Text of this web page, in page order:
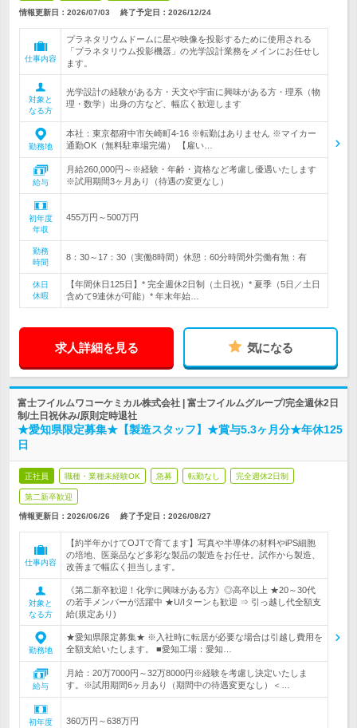
情報更新日：2026/07/03 終了予定日： 2026/12/24
仕事内容
プラネタリウムドームに星や映像を投影するために使用される
「プラネタリウム投影機器」の光学設計業務をメインにお任せし
ます。
対象と
なる方
光学設計の経験がある方・天文や宇宙に興味がある方・理系（物
理・数学）出身の方など、幅広く歓迎します
勤務地
本社：東京都府中市矢崎町4-16 ※転勤はありません ※マイカー
通勤OK（無料駐車場完備） 【雇い…
給与
月給260,000円～※経験・年齢・資格など考慮し優遇いたします
※試用期間3ヶ月あり（待遇の変更なし）
初年度
年収
455万円～500万円
勤務
時間
8：30～17：30（実働8時間）休憩：60分時間外労働有無：有
休日
休暇
【年間休日125日】* 完全週休2日制（土日祝）* 夏季（5日／土日
含めて9連休が可能）* 年末年始…
求人詳細を見る 気になる
富士フイルムワコーケミカル株式会社 | 富士フイルムグループ/完全週休2日
制/土日祝休み/原則定時退社
★愛知県限定募集★【製造スタッフ】★賞与5.3ヶ月分★年休125
日
正社員 職種・業種未経験OK 急募 転勤なし 完全週休2日制
第二新卒歓迎
情報更新日：2026/06/26 終了予定日： 2026/08/27
仕事内容
【約半年かけてOJTで育てます】写真や半導体の材料やiPS細胞
の培地、医薬品など多彩な製品の製造をお任せ。試作から製造、
改善まで幅広く担当します。
対象と
なる方
《第二新卒歓迎！化学に興味がある方》◎高卒以上 ★20～30代
の若手メンバーが活躍中 ★U/Iターンも歓迎 ⇒ 引っ越し代全額支
給(規定あり)
勤務地
★愛知県限定募集★ ※入社時に転居が必要な場合は引越し費用を
全額支給いたします。 ■愛知工場：愛知…
給与
月給：20万7000円～32万8000円※経験を考慮し決定いたしま
す。※試用期間6ヶ月あり（期間中の待遇変更なし）＜…
初年度
360万円～638万円